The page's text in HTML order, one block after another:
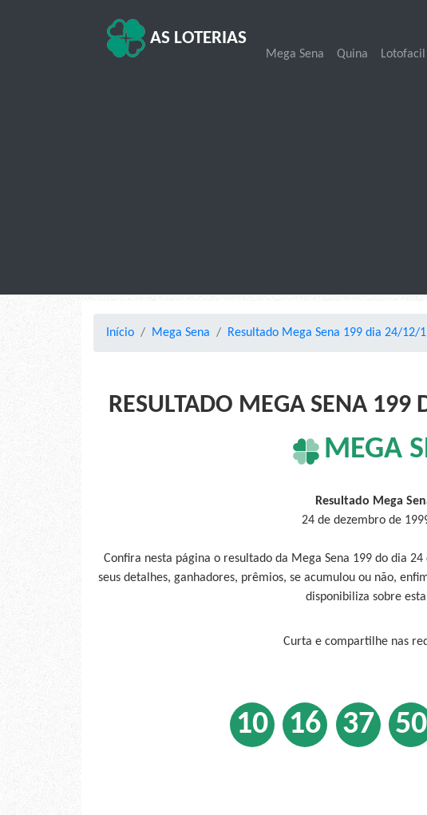
AS LOTERIAS
Mega Sena Quina Lotofacil
Início Mega Sena Resultado Mega Sena 199 dia 24/12/
RESULTADO MEGA SENA
MEGA
Resultado Mega
24 de dezembro de
Confira nesta página o resultado da Mega Sena 199 do dia
seus detalhes, ganhadores, prêmios, se acumulou ou não,
disponibiliza sobre
Curta e compartilhe nas
10 16 37 50